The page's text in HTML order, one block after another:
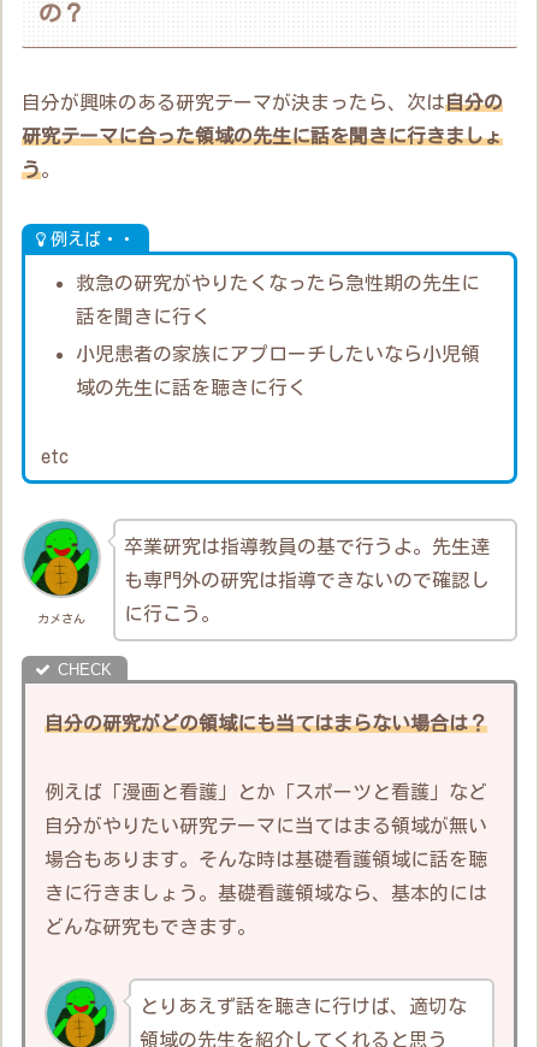
の？
自分が興味のある研究テーマが決まったら、次は自分の
研究テーマに合った領域の先生に話を聞きに行きましょ
う。
例えば・・
救急の研究がやりたくなったら急性期の先生に
話を聞きに行く
小児患者の家族にアプローチしたいなら小児領
域の先生に話を聴きに行く
etc
カメさん
卒業研究は指導教員の基で行うよ。先生達
も専門外の研究は指導できないので確認し
に行こう。
自分の研究がどの領域にも当てはまらない場合は？
例えば「漫画と看護」とか「スポーツと看護」など
自分がやりたい研究テーマに当てはまる領域が無い
場合もあります。そんな時は基礎看護領域に話を聴
きに行きましょう。基礎看護領域なら、基本的には
どんな研究もできます。
とりあえず話を聴きに行けば、適切な
領域の先生を紹介してくれると思う